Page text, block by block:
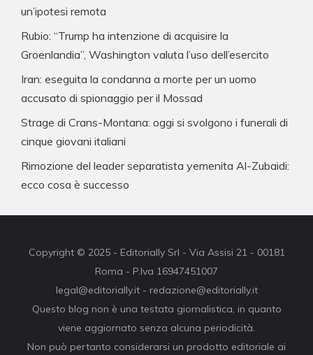
un’ipotesi remota
Rubio: “Trump ha intenzione di acquisire la
Groenlandia”, Washington valuta l’uso dell’esercito
Iran: eseguita la condanna a morte per un uomo
accusato di spionaggio per il Mossad
Strage di Crans-Montana: oggi si svolgono i funerali di
cinque giovani italiani
Rimozione del leader separatista yemenita Al-Zubaidi:
ecco cosa è successo
Copyright © 2025 - Editorially Srl - Via Assisi 21 - 00181
Roma - P.Iva 16947451007
legal@editorially.it - redazione@editorially.it
Questo blog non è una testata giornalistica, in quanto
viene aggiornato senza alcuna periodicità.
Non può pertanto considerarsi un prodotto editoriale ai